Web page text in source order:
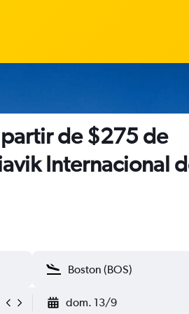
de $275 de
Internacional
dom. 13/9